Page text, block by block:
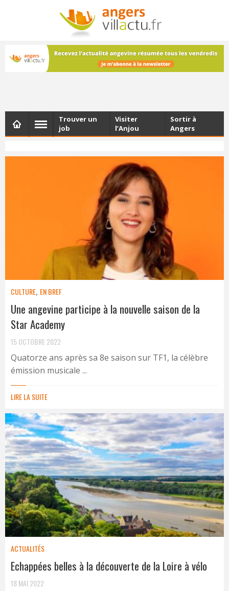
NEWSLETTER
Les dernières actualités d'Angers, chaque vendredi dans
votre boîte e-mail
Trouver un
job
Visiter
l’Anjou
Sortir à
Angers
CULTURE, EN BREF
Une angevine participe à la nouvelle saison de la
Star Academy
15 OCTOBRE 2022
Quatorze ans après sa 8e saison sur TF1, la célèbre
émission musicale ...
LIRE LA SUITE
ACTUALITÉS
Echappées belles à la découverte de la Loire à vélo
18 MAI 2022